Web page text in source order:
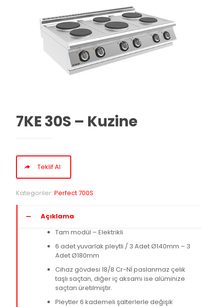
7KE 30S – Kuzine
Teklif Al
Kategoriler: Perfect 700S
Açıklama
Tam modül – Elektrikli
6 adet yuvarlak pleytli / 3 Adet Ø140mm – 3
Adet Ø180mm
Cihaz gövdesi 18/8 Cr-Nİ paslanmaz çelik
taşlı saçtan, diğer iç aksamı ise alüminize
saçtan üretilmiştir.
Pleytler 6 kademeli şalterlerle değişik